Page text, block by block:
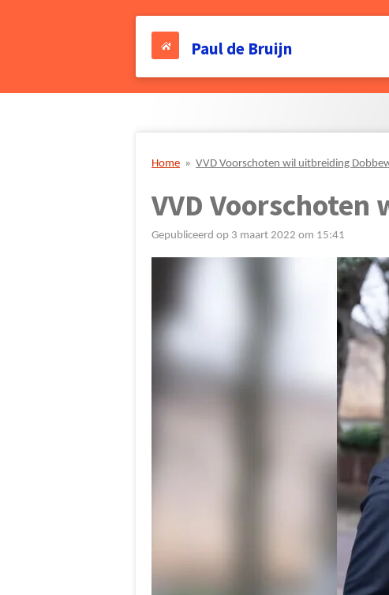
hoofdinhoud
Paul de Bruijn
Home » VVD Voorschoten wil uitbreiding
VVD
Gepubliceerd op 3 maart 2022 om 15:41